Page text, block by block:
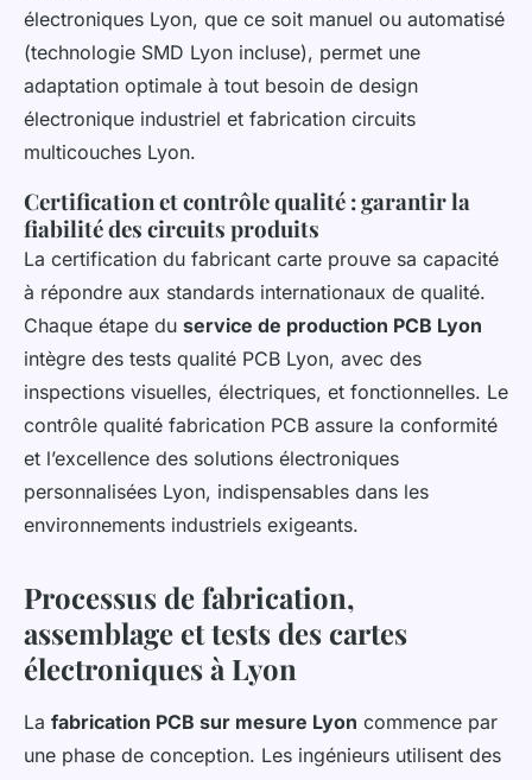
électroniques Lyon, que ce soit manuel ou automatisé
(technologie SMD Lyon incluse), permet une
adaptation optimale à tout besoin de design
électronique industriel et fabrication circuits
multicouches Lyon.
Certification et contrôle qualité : garantir la
fiabilité des circuits produits
La certification du fabricant carte prouve sa capacité
à répondre aux standards internationaux de qualité.
Chaque étape du service de production PCB Lyon
intègre des tests qualité PCB Lyon, avec des
inspections visuelles, électriques, et fonctionnelles. Le
contrôle qualité fabrication PCB assure la conformité
et l’excellence des solutions électroniques
personnalisées Lyon, indispensables dans les
environnements industriels exigeants.
Processus de fabrication,
assemblage et tests des cartes
électroniques à Lyon
La fabrication PCB sur mesure Lyon commence par
une phase de conception. Les ingénieurs utilisent des